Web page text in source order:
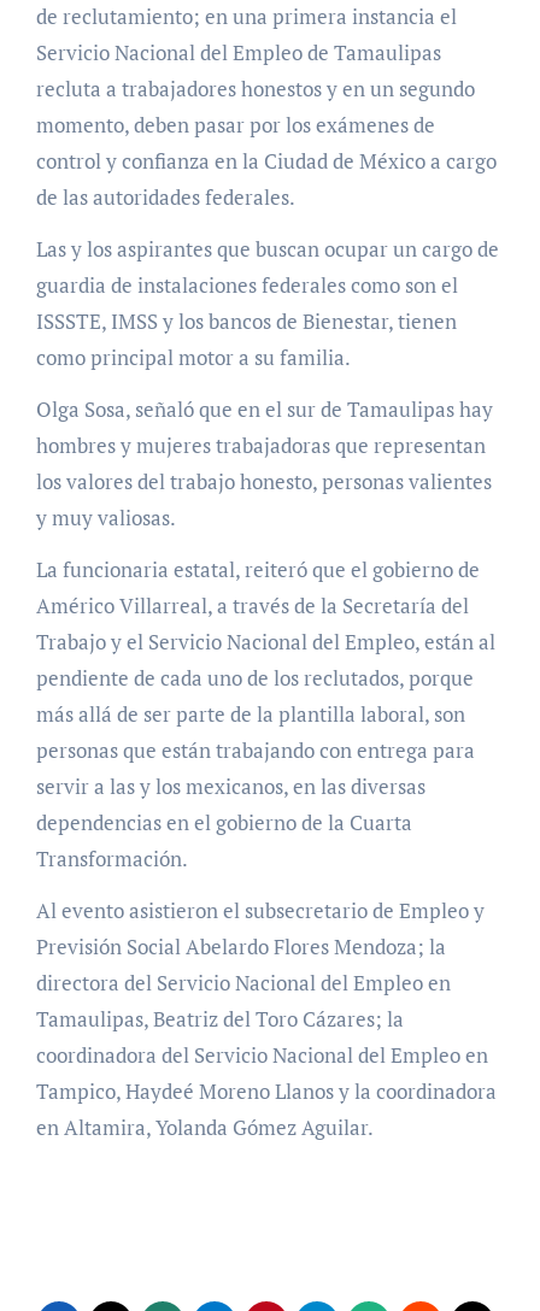
de reclutamiento; en una primera instancia el
Servicio Nacional del Empleo de Tamaulipas
recluta a trabajadores honestos y en un segundo
momento, deben pasar por los exámenes de
control y confianza en la Ciudad de México a cargo
de las autoridades federales.
Las y los aspirantes que buscan ocupar un cargo de
guardia de instalaciones federales como son el
ISSSTE, IMSS y los bancos de Bienestar, tienen
como principal motor a su familia.
Olga Sosa, señaló que en el sur de Tamaulipas hay
hombres y mujeres trabajadoras que representan
los valores del trabajo honesto, personas valientes
y muy valiosas.
La funcionaria estatal, reiteró que el gobierno de
Américo Villarreal, a través de la Secretaría del
Trabajo y el Servicio Nacional del Empleo, están al
pendiente de cada uno de los reclutados, porque
más allá de ser parte de la plantilla laboral, son
personas que están trabajando con entrega para
servir a las y los mexicanos, en las diversas
dependencias en el gobierno de la Cuarta
Transformación.
Al evento asistieron el subsecretario de Empleo y
Previsión Social Abelardo Flores Mendoza; la
directora del Servicio Nacional del Empleo en
Tamaulipas, Beatriz del Toro Cázares; la
coordinadora del Servicio Nacional del Empleo en
Tampico, Haydeé Moreno Llanos y la coordinadora
en Altamira, Yolanda Gómez Aguilar.